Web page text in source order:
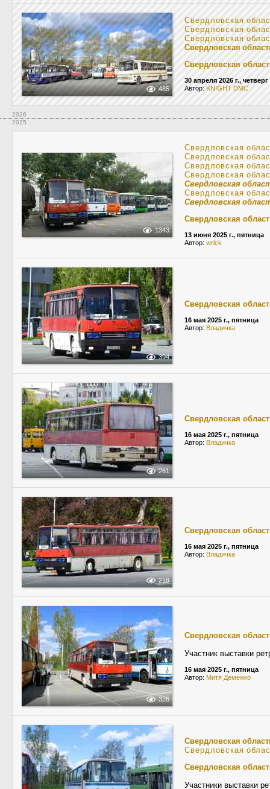
485
Свердловская
Свердловская
Свердловская
Свердловская
Свердловская
30 апреля 2026 г., четверг
Автор: KNIGHT DMC
2026
2025
1343
Свердловская
Свердловская
Свердловская
Свердловская
Свердловская
Свердловская
Свердловская
Свердловская
13 июня 2025 г., пятница
Автор: wrlck
394
Свердловская
16 мая 2025 г., пятница
Автор: Владичка
261
Свердловская
16 мая 2025 г., пятница
Автор: Владичка
218
Свердловская
16 мая 2025 г., пятница
Автор: Владичка
326
Свердловская
Участник выставки
16 мая 2025 г., пятница
Автор: Митя Демежко
Свердловская
Свердловская
Свердловская
Участники выставки